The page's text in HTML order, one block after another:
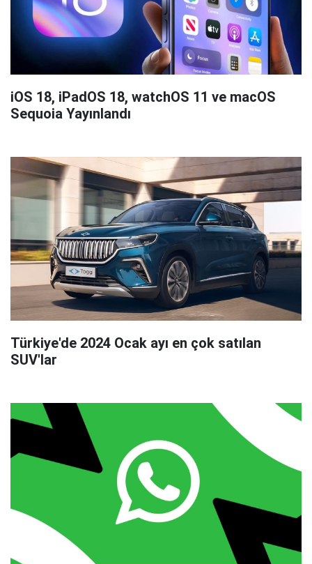
iOS 18, iPadOS 18, watchOS 11 ve macOS
Sequoia Yayınlandı
Türkiye'de 2024 Ocak ayı en çok satılan
SUV'lar